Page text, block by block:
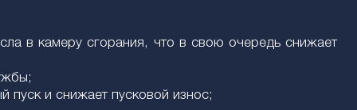
в камеру сгорания, что в свою очередь снижает
пуск и снижает пусковой износ;